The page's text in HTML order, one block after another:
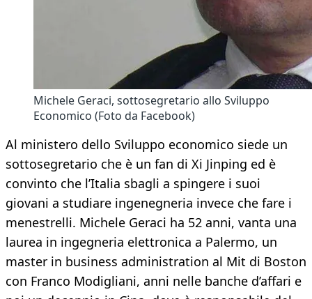
Michele Geraci, sottosegretario allo Sviluppo
Economico (Foto da Facebook)
Al ministero dello Sviluppo economico siede un
sottosegretario che è un fan di Xi Jinping ed è
convinto che l’Italia sbagli a spingere i suoi
giovani a studiare ingenegneria invece che fare i
menestrelli. Michele Geraci ha 52 anni, vanta una
laurea in ingegneria elettronica a Palermo, un
master in business administration al Mit di Boston
con Franco Modigliani, anni nelle banche d’affari e